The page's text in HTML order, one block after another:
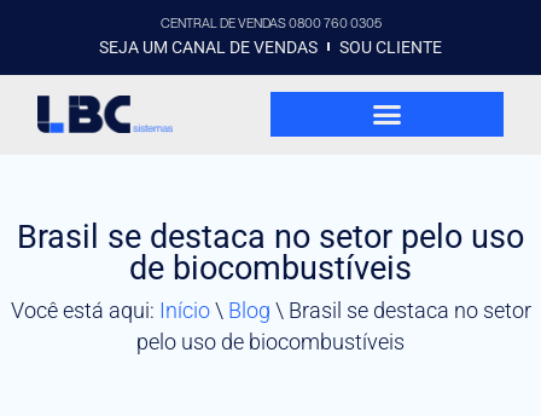
CENTRAL DE VENDAS 0800 760 0305
SEJA UM CANAL DE VENDAS SOU CLIENTE
Brasil se destaca no setor pelo uso
de biocombustíveis
Você está aqui: Início\ Blog \ Brasil se destaca no setor
pelo uso de biocombustíveis